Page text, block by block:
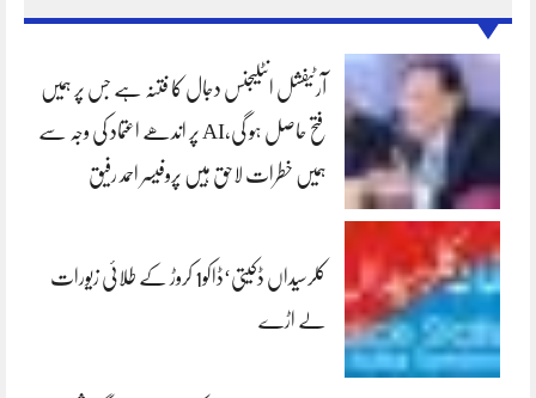
آرٹیفشل انٹلیجنس دجال کا فتنہ ہے جس پر ہمیں
فتح حاصل ہو گی،AI پر اندھے اعتماد کی وجہ سے
ہمیں خطرات لاحق ہیں پروفیسر احمد رفیق
کلرسیداں ڈکیتی‘ڈاکو1 کروڑ کے طلائی زیورات
لے اڑے